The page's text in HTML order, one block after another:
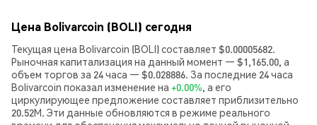
Цена Bolivarcoin (BOLI) сегодня
Текущая цена Bolivarcoin (BOLI) составляет $0.00005682.
Рыночная капитализация на данный момент — $1,165.00, а
объем торгов за 24 часа — $0.028886. За последние 24 часа
Bolivarcoin показал изменение на +0.00%, а его
циркулирующее предложение составляет приблизительно
20.52M. Эти данные обновляются в режиме реального